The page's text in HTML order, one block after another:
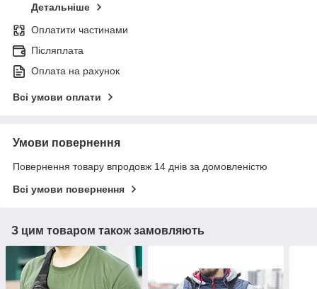
Детальніше
Оплатити частинами
Післяплата
Оплата на рахунок
Всі умови оплати
Умови повернення
Повернення товару впродовж 14 днів за домовленістю
Всі умови повернення
З цим товаром також замовляють